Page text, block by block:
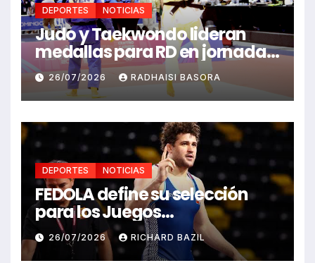
DEPORTES NOTICIAS
Judo y Taekwondo lideran
medallas para RD en jornada
de Juego Santo Domingo 2026
26/07/2026 RADHAISI BASORA
DEPORTES NOTICIAS
FEDOLA define su selección
para los Juegos
Centroamericanos y del
Caribe Santo Domingo 2026
26/07/2026 RICHARD BAZIL